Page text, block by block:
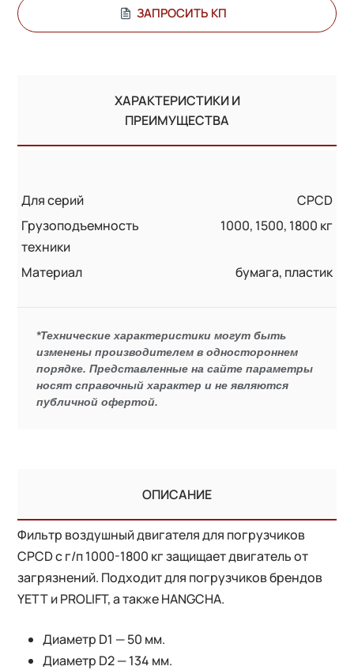
ЗАПРОСИТЬ КП
ХАРАКТЕРИСТИКИ И
ПРЕИМУЩЕСТВА
Для серий
CPCD
Грузоподъемность
техники
1000, 1500, 1800 кг
Материал бумага, пластик
*Технические характеристики могут быть
изменены производителем в одностороннем
порядке. Представленные на сайте параметры
носят справочный характер и не являются
публичной офертой.
ОПИСАНИЕ
Фильтр воздушный двигателя для погрузчиков
CPCD с г/п 1000-1800 кг защищает двигатель от
загрязнений. Подходит для погрузчиков брендов
YETT и PROLIFT, а также HANGCHA.
Диаметр D1 — 50 мм.
Диаметр D2 — 134 мм.